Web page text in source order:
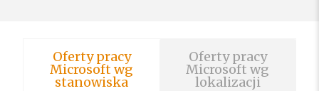
Oferty pracy
Microsoft wg
stanowiska
Oferty pracy
Microsoft wg
lokalizacji